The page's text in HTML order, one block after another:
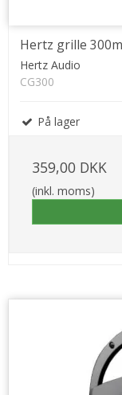
Hertz grille
Hertz Audio
CG300
På lager
359,00 DKK
(inkl. moms)